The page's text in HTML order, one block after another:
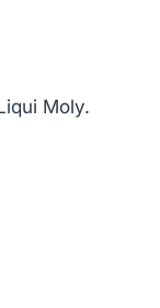
Moly.